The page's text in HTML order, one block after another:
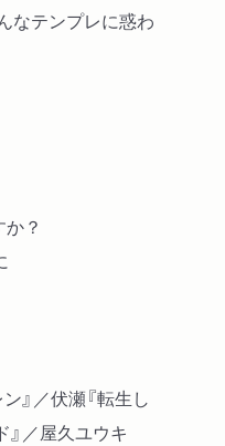
なテンプレに惑わ
？
』／伏瀬『転生し
』／屋久ユウキ